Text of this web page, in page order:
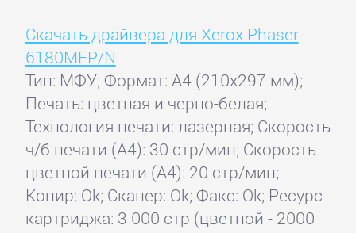
Скачать драйвера для Xerox Phaser
6180MFP/N
Тип: МФУ; Формат: A4 (210x297 мм);
Печать: цветная и черно-белая;
Технология печати: лазерная; Скорость
ч/б печати (А4): 30 стр/мин; Скорость
цветной печати (А4): 20 стр/мин;
Копир: Ok; Сканер: Ok; Факс: Ok; Ресурс
картриджа: 3 000 стр (цветной - 2000